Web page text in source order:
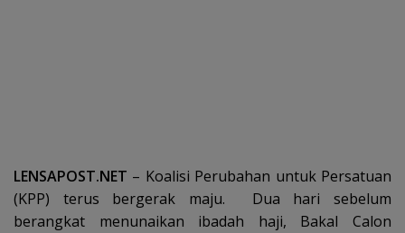
LENSAPOST.NET – Koalisi Perubahan untuk Persatuan
(KPP) terus bergerak maju. Dua hari sebelum
berangkat menunaikan ibadah haji, Bakal Calon